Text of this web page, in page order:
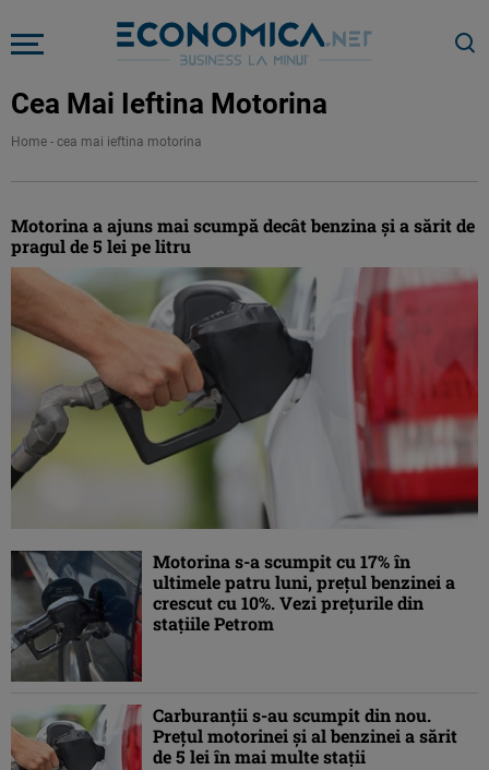
Cea Mai Ieftina Motorina
Home - cea mai ieftina motorina
Motorina a ajuns mai scumpă decât benzina şi a sărit de
pragul de 5 lei pe litru
Motorina s-a scumpit cu 17% în
ultimele patru luni, preţul benzinei a
crescut cu 10%. Vezi preţurile din
staţiile Petrom
Carburanţii s-au scumpit din nou.
Preţul motorinei şi al benzinei a sărit
de 5 lei în mai multe staţii